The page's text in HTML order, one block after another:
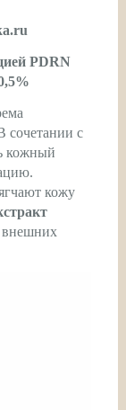
PDRN
сочетании с
кожный
кожу
внешних